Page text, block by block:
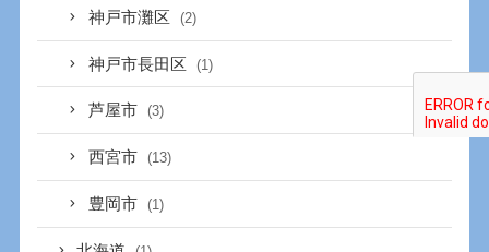
神戸市灘区 (2)
神戸市長田区 (1)
芦屋市 (3)
西宮市 (13)
豊岡市 (1)